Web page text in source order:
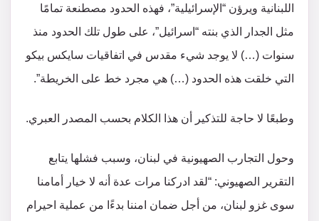
اللبنانية ويرؤن “الإسرائيلية”، فهذه الحدود مصطنعة تمامًا
مثل الجدار الذي بنته “اسرائيل”، على طول تلك الحدود منذ
سنوات (…) لا يوجد شيء مقدس في اتفاقيات سايكس بيكو
التي خلقت هذه الحدود (…) هي مجرد خط على الخريطة”.
وطبعًا لا حاجة للتذكير أن هذا الكلام بحسب المصدر العبري.
وحول التجارب الصهيونية في لبنان، وسبب فشلها يتابع
التقرير الصهيوني: “لقد ادركنا مرات عدة أنه لا خيار أمامنا
سوى غزو لبنان، من أجل ضمان امننا بدءًا من عملية احيرام